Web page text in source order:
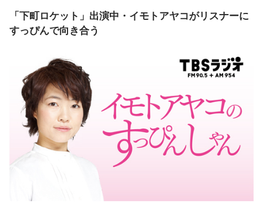
「下町ロケット」出演中・イモトアヤコがリスナーに
すっぴんで向き合う